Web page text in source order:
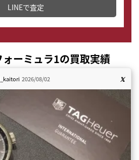
LINEで査定
ーミュラ1の買取実績
2026/08/02